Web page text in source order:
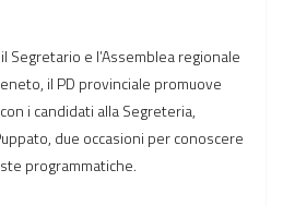
Segretario e l’Assemblea regionale
il PD provinciale promuove
i candidati alla Segreteria,
due occasioni per conoscere
programmatiche.